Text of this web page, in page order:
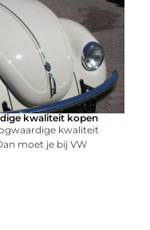
kwaliteit kopen
kwaliteit
moet je bij VW